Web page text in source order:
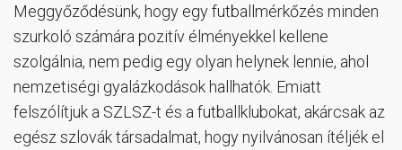
Meggyőződésünk, hogy egy futballmérkőzés minden
szurkoló számára pozitív élményekkel kellene
szolgálnia, nem pedig egy olyan helynek lennie, ahol
nemzetiségi gyalázkodások hallhatók. Emiatt
felszólítjuk a SZLSZ-t és a futballklubokat, akárcsak az
egész szlovák társadalmat, hogy nyilvánosan ítéljék el